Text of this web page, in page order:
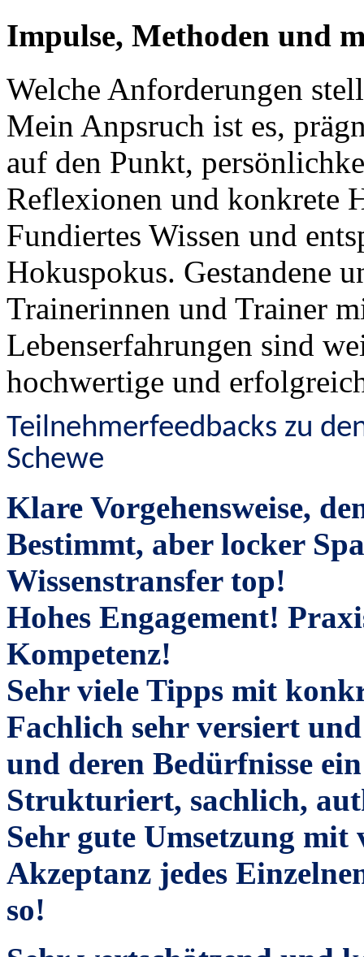
Impulse, Methoden und
Welche Anforderungen
Mein Anpsruch ist es,
auf den Punkt,
Reflexionen und konkrete
Fundiertes Wissen und
Hokuspokus. Gestandene
Trainerinnen und Trainer
Lebenserfahrungen sind
hochwertige und
Teilnehmerfeedbacks zu
Schewe
Klare
Bestimmt, aber locker
Wissenstransfer top!
Hohes Engagement!
Kompetenz!
Sehr viele Tipps mit
Fachlich sehr versiert
und deren
Strukturiert, sachlich,
Sehr gute Umsetzung
Akzeptanz jedes
so!